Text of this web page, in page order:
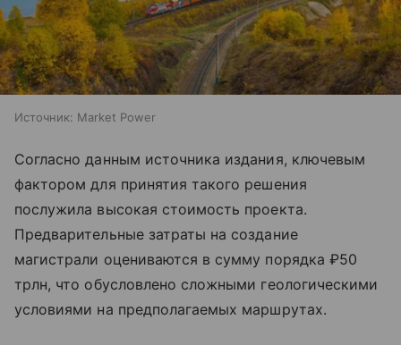
Источник: Market Power
Согласно данным источника издания, ключевым
фактором для принятия такого решения
послужила высокая стоимость проекта.
Предварительные затраты на создание
магистрали оцениваются в сумму порядка ₽50
трлн, что обусловлено сложными геологическими
условиями на предполагаемых маршрутах.